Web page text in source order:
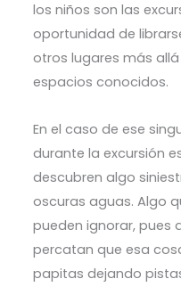
los niños son las
oportunidad de
otros lugares más
espacios conocidos.
En el caso de ese
durante la excursión
descubren algo
oscuras aguas. Algo
pueden ignorar, pues
percatan que esa
papitas dejando